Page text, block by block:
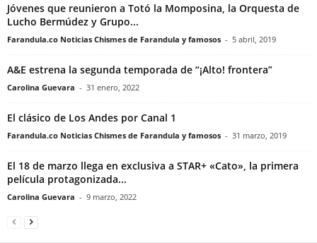
Jóvenes que reunieron a Totó la Momposina, la Orquesta de
Lucho Bermúdez y Grupo...
Farandula.co Noticias Chismes de Farandula y famosos - 5 abril, 2019
A&E estrena la segunda temporada de “¡Alto! frontera”
Carolina Guevara - 31 enero, 2022
El clásico de Los Andes por Canal 1
Farandula.co Noticias Chismes de Farandula y famosos - 31 marzo, 2019
El 18 de marzo llega en exclusiva a STAR+ «Cato», la primera
película protagonizada...
Carolina Guevara - 9 marzo, 2022